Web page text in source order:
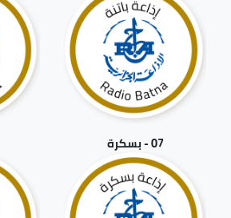
07 - بسكرة